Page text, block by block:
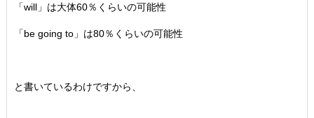
「will」は大体60％くらいの可能性
「be going to」は80％くらいの可能性
と書いているわけですから、